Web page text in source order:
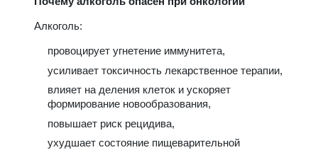
Алкоголь:
провоцирует угнетение иммунитета,
усиливает токсичность лекарственное терапии,
влияет на деления клеток и ускоряет
формирование новообразования,
повышает риск рецидива,
ухудшает состояние пищеварительной